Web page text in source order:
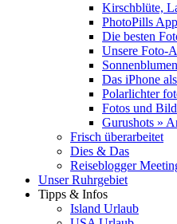
Kirschblüte,
PhotoPills
Die besten
Unsere Foto-
Das iPhone
Polarlichter
Fotos und
Gurushots »
Frisch überarbeitet
Dies & Das
Reiseblogger
Unser Ruhrgebiet
Tipps & Infos
Island Urlaub